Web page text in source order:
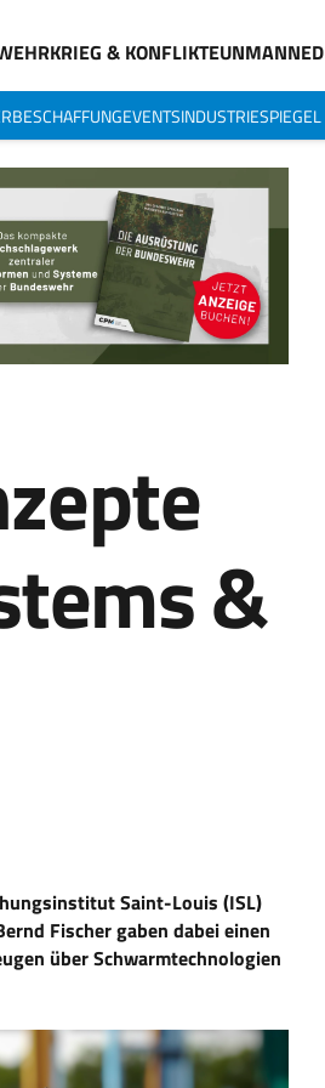
KRIEG & KONFLIKTEUNMANNED
BESCHAFFUNGEVENTSINDUSTRIESPIEGEL
&
Saint-Louis (ISL)
Fischer gaben dabei einen
über Schwarmtechnologien